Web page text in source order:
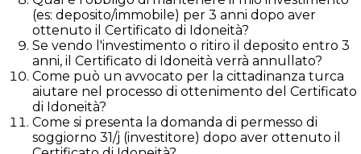
(es: deposito/immobile) per 3 anni dopo aver
ottenuto il Certificato di Idoneità?
Se vendo l'investimento o ritiro il deposito entro 3
anni, il Certificato di Idoneità verrà annullato?
Come può un avvocato per la cittadinanza turca
aiutare nel processo di ottenimento del Certificato
di Idoneità?
Come si presenta la domanda di permesso di
soggiorno 31/j (investitore) dopo aver ottenuto il